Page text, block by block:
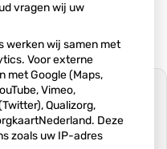
gegeven
vragen wij uw
werken wij samen met
Voor externe
met Google (Maps,
Vimeo,
Qualizorg,
Deze
zoals uw IP-adres